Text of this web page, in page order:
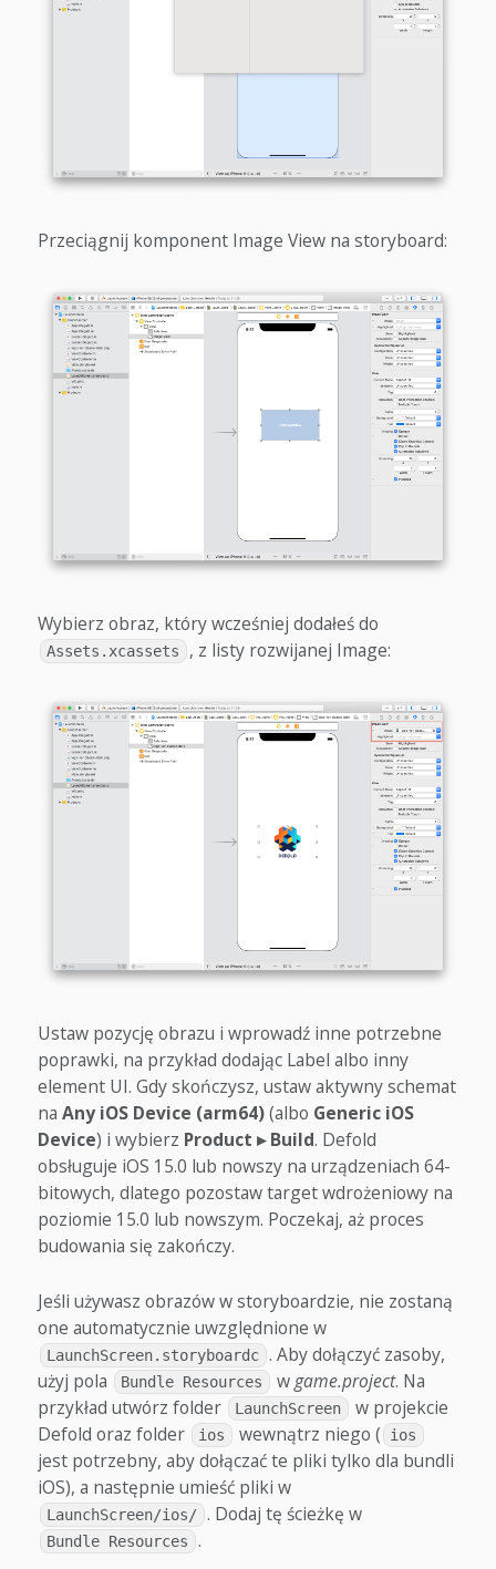
Przeciągnij komponent Image View na storyboard:
Wybierz obraz, który wcześniej dodałeś do
Assets.xcassets , z listy rozwijanej Image:
Ustaw pozycję obrazu i wprowadź inne potrzebne
poprawki, na przykład dodając Label albo inny
element UI. Gdy skończysz, ustaw aktywny schemat
na Any iOS Device (arm64)(albo Generic iOS
Device) i wybierz Product ▸ Build. Defold
obsługuje iOS 15.0 lub nowszy na urządzeniach 64-
bitowych, dlatego pozostaw target wdrożeniowy na
poziomie 15.0 lub nowszym. Poczekaj, aż proces
budowania się zakończy.
Jeśli używasz obrazów w storyboardzie, nie zostaną
one automatycznie uwzględnione w
LaunchScreen.storyboardc . Aby dołączyć zasoby,
użyj pola
Bundle Resources wgame.project. Na
przykład utwórz folder
LaunchScreen
w projekcie
Defold oraz folder
ios wewnątrz niego ( ios
jest potrzebny, aby dołączać te pliki tylko dla bundli
iOS), a następnie umieść pliki w
LaunchScreen/ios/ . Dodaj tę ścieżkę w
Bundle Resources .